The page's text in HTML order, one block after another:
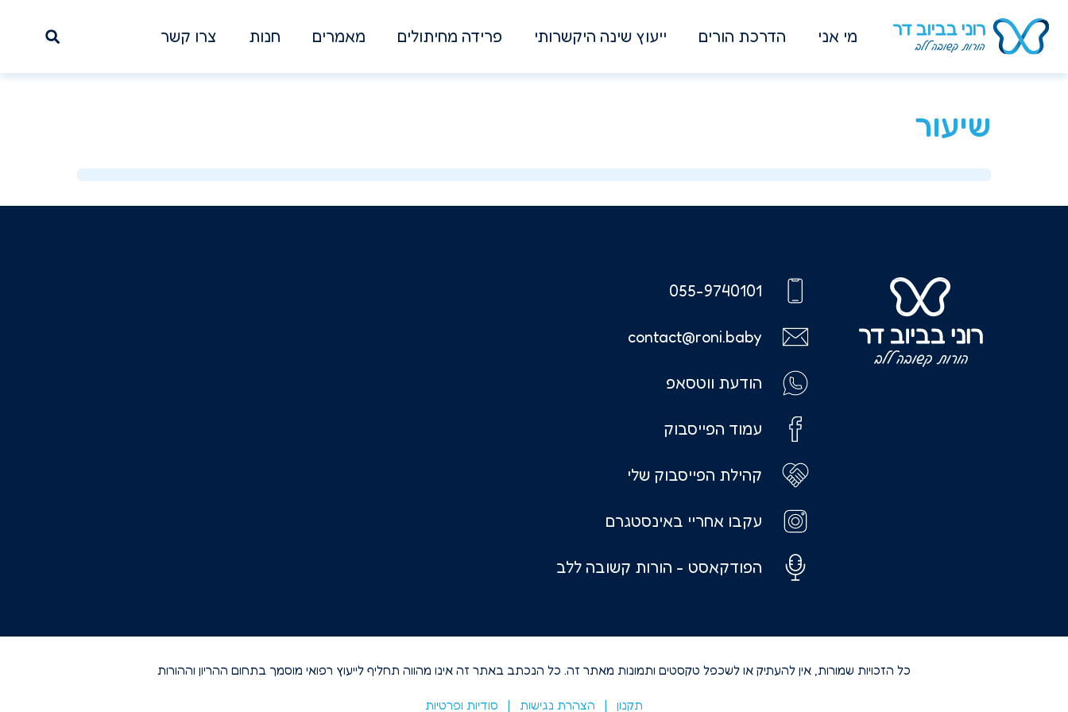
מי אני הדרכת הורים ייעוץ שינה היקשרותי פרידה מחיתולים מאמרים חנות צרו קשר
שיעור
055-9740101
contact@roni.baby
הודעת ווטסאפ
עמוד הפייסבוק
קהילת הפייסבוק שלי
עקבו אחריי באינסטגרם
הפודקאסט - הורות קשובה ללב
כל הזכויות שמורות, אין להעתיק או לשכפל טקסטים ותמונות מאתר זה. כל הנכתב באתר זה אינו מהווה תחליף לייעוץ רפואי מוסמך בתחום ההריון וההורות
תקנון | הצהרת נגישות​ | סודיות ופרטיות